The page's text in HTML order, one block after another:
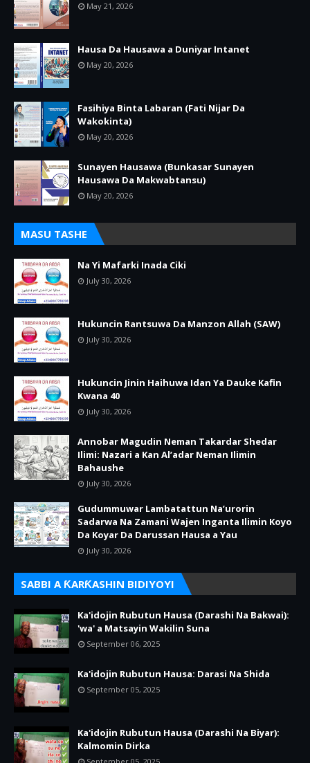
May 21, 2026
Hausa Da Hausawa a Duniyar Intanet
May 20, 2026
Fasihiya Binta Labaran (Fati Nijar Da
Wakokinta)
May 20, 2026
Sunayen Hausawa (Bunkasar Sunayen
Hausawa Da Makwabtansu)
May 20, 2026
MASU TASHE
Na Yi Mafarki Inada Ciki
July 30, 2026
Hukuncin Rantsuwa Da Manzon Allah (SAW)
July 30, 2026
Hukuncin Jinin Haihuwa Idan Ya Dauke Kafin
Kwana 40
July 30, 2026
Annobar Magudin Neman Takardar Shedar
Ilimi: Nazari a Kan Al’adar Neman Ilimin
Bahaushe
July 30, 2026
Gudummuwar Lambatattun Na’urorin
Sadarwa Na Zamani Wajen Inganta Ilimin Koyo
Da Koyar Da Darussan Hausa a Yau
July 30, 2026
SABBI A ƘARƘASHIN BIDIYOYI
Ka'idojin Rubutun Hausa (Darashi Na Bakwai):
'wa' a Matsayin Wakilin Suna
September 06, 2025
Ka'idojin Rubutun Hausa: Darasi Na Shida
September 05, 2025
Ka'idojin Rubutun Hausa (Darashi Na Biyar):
Kalmomin Dirka